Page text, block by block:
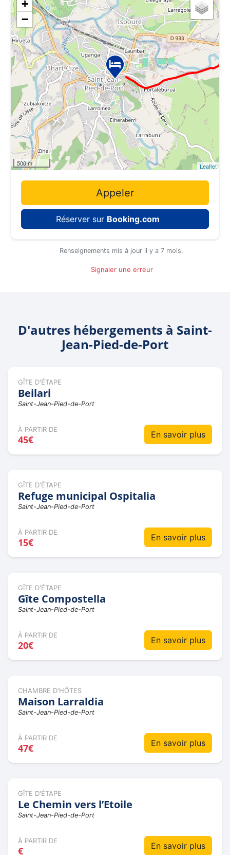
+
−
500 m Leaflet
Appeler
Réserver sur Booking.com
Renseignements mis à jour il y a 7 mois.
Signaler une erreur
D'autres hébergements à Saint-
Jean-Pied-de-Port
GÎTE D'ÉTAPE
Beilari
Saint-Jean-Pied-de-Port
À PARTIR DE
45€ En savoir plus
GÎTE D'ÉTAPE
Refuge municipal Ospitalia
Saint-Jean-Pied-de-Port
À PARTIR DE
15€ En savoir plus
GÎTE D'ÉTAPE
Gîte Compostella
Saint-Jean-Pied-de-Port
À PARTIR DE
20€ En savoir plus
CHAMBRE D'HÔTES
Maison Larraldia
Saint-Jean-Pied-de-Port
À PARTIR DE
47€ En savoir plus
GÎTE D'ÉTAPE
Le Chemin vers l’Etoile
Saint-Jean-Pied-de-Port
À PARTIR DE
€ En savoir plus